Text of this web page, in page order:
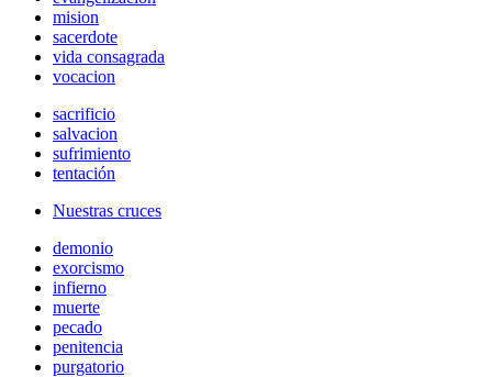
mision
sacerdote
vida consagrada
vocacion
sacrificio
salvacion
sufrimiento
tentación
Nuestras cruces
demonio
exorcismo
infierno
muerte
pecado
penitencia
purgatorio